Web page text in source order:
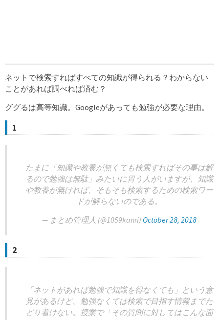
ネットで検索すればすべての知識が得られる？わからない
ことがあれば調べれば済む？
ググるは高等知識。Googleがあっても勉強が必要な理由。
1
たまに「知識や教養が無くても検索すればその事は解
るので勉強は無駄」みたいに胃う人がいますが、知識
や教養が無ければ、そもそも検索するための検索ワー
ドが解らないのである。
— まとめ管理人 (@1059kanri) October 28, 2018
2
「ネットがあれば勉強で知識を得なくても」という意
見があるけど、勉強なくては検索で目指す情報までた
どり着けない。授業で「その質問に対してはこんな面